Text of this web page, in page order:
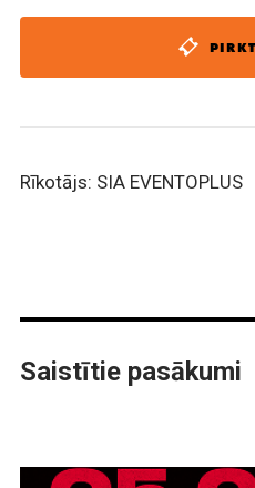
Rīkotājs: SIA EVENTOPLUS
Saistītie pasākumi